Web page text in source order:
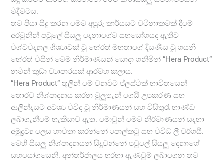
මිදීමටය.
තම පියා සිදු කරන මෙම අපූරු කාර්යයට වටිනාකමක් දීමේ
අරමුනින් පවුලේ සියලු දෙනාගේම සහයෝගයද ඇතිව
විශ්වවිද්‍යාල ශිශ්‍යාවක් වූ හේරත් මහතාගේ දියණිය වූ ගයනි
හේරත් විසින් මෙම නිර්මාණයන් යොදා ගනිමින් “Hera Product”
නමින් කුඩා ව්‍යාපාරයක් ආරම්භ කලාය.
“Hera Product” තුලින් මේ වනවිට ප්ලස්ටික් භාවිතයෙන්
තොරව නිශ්පාදනය කරන මුලුතැන් ගෙයි උපකරණ සහ
ආලින්දයට අවශ්‍ය විවිද වූ නිර්මාණයන් සහ විසිතුරැ භාණ්ඩ
ලබාගැනීමේ හැකියාව ඇත. මොවුන් මෙම නිර්මාණයන් සදහා
අමුද්‍රව්‍ය ලෙස භාවිතා කරන්නේ පොල්කටු සහ විවිධ ලී වර්ගයි.
මෙහි සියලු නිශ්පාදනයන් සිදුවන්නේ පවුලේ සියලු දෙනාගේ
සහයෝගයෙනි. අන්තර්ජාලය හරහා ඇණවුම් ලබාගෙන තම